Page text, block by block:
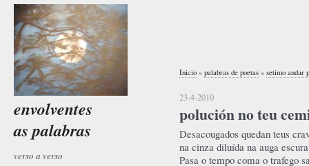
envolventes
as palabras
verso a verso
Inicio » palabras de poetas » setimo andar
23-4-2010
polución no teu
Desacougados quedan teus
na cinza diluída na auga
Pasa o tempo coma o trafego